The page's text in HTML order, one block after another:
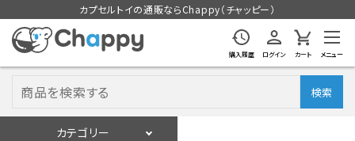
カプセルトイの通販ならChappy（チャッピー）
購入履歴 ログイン カート メニュー
検索
カテゴリー